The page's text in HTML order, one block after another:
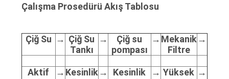
PRIVACY
POLICY
Çalışma Prosedürü Akış Tablosu
Çiğ Su → Çiğ Su
Tankı
→
Çiğ su
pompası
→ Mekanik
Filtre
→
Aktif
→ Kesinlik →
Kesinlik
→ Yüksek →